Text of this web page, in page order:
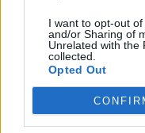
I want to opt-out
and/or Sharing of
Unrelated with the
collected.
Opted Out
Upał i gwałtowne
Poniedziałek będzie
gwałtowne burze, grad i